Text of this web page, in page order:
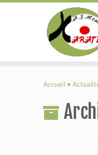
Accueil »